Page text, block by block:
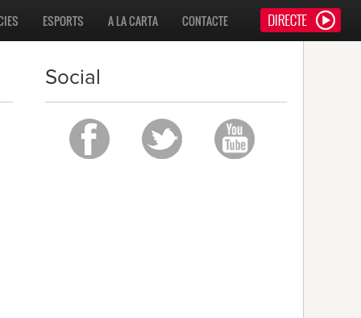
CONTACTE
A LA CARTA
ESPORTS
Social